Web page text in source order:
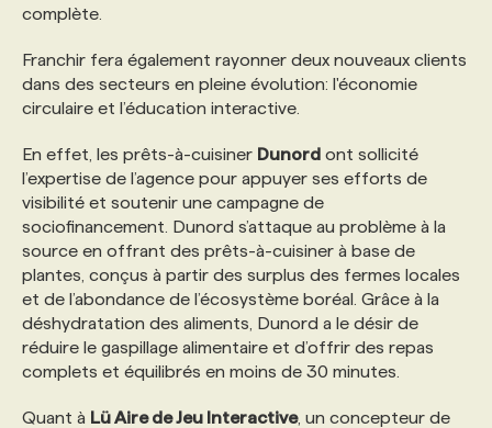
complète.
Franchir fera également rayonner deux nouveaux clients
dans des secteurs en pleine évolution: l'économie
circulaire et l’éducation interactive.
En effet, les prêts-à-cuisiner Dunord ont sollicité
l’expertise de l’agence pour appuyer ses efforts de
visibilité et soutenir une campagne de
sociofinancement. Dunord s’attaque au problème à la
source en offrant des prêts-à-cuisiner à base de
plantes, conçus à partir des surplus des fermes locales
et de l’abondance de l’écosystème boréal. Grâce à la
déshydratation des aliments, Dunord a le désir de
réduire le gaspillage alimentaire et d’offrir des repas
complets et équilibrés en moins de 30 minutes.
Quant à Lü Aire de Jeu Interactive, un concepteur de